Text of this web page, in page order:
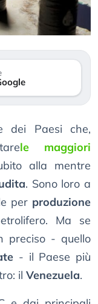
dei Paesi che,
le maggiori
alla mentre
. Sono loro a
per produzione
Ma se
preciso - quello
- il Paese più
il Venezuela.